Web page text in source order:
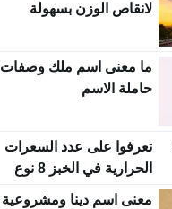
لانقاص الوزن بسهولة
ما معنى اسم ملك وصفات
حاملة الاسم
تعرفوا على عدد السعرات
الحرارية في الخبز 8 نوع
معنى اسم دينا ومشروعية